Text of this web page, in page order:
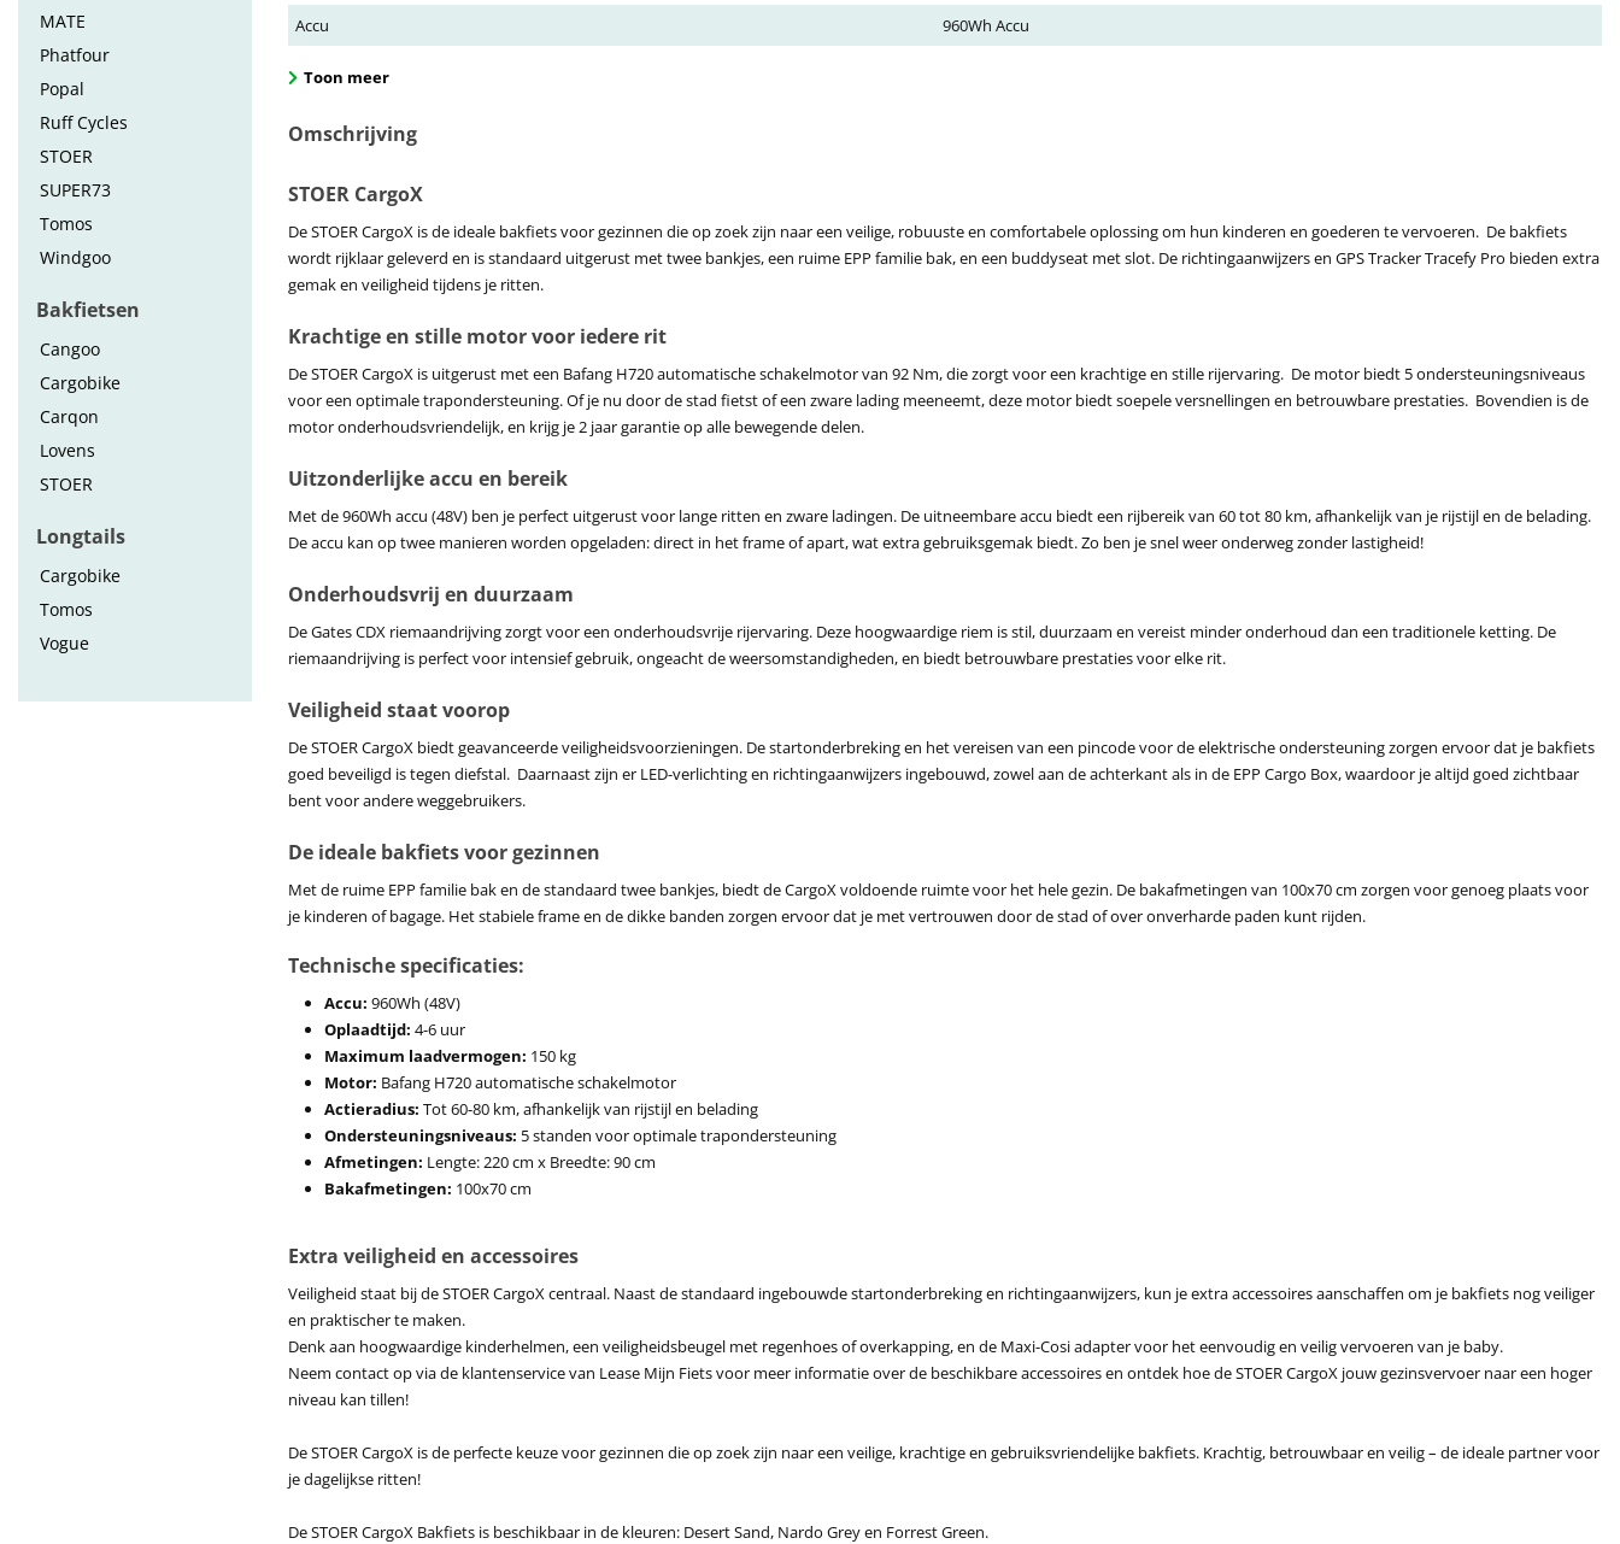
MATE
Phatfour
Popal
Ruff Cycles
STOER
SUPER73
Tomos
Windgoo
Bakfietsen
Cangoo
Cargobike
Carqon
Lovens
STOER
Longtails
Cargobike
Tomos
Vogue
Accu
960Wh Accu
Toon meer
Omschrijving
STOER CargoX
De STOER CargoX is de ideale bakfiets voor gezinnen die op zoek zijn naar een veilige, robuuste en comfortabele oplossing om hun kinderen en goederen te vervoeren. De bakfiets
wordt rijklaar geleverd en is standaard uitgerust met twee bankjes, een ruime EPP familie bak, en een buddyseat met slot. De richtingaanwijzers en GPS Tracker Tracefy Pro bieden extra
gemak en veiligheid tijdens je ritten.
Krachtige en stille motor voor iedere rit
De STOER CargoX is uitgerust met een Bafang H720 automatische schakelmotor van 92 Nm, die zorgt voor een krachtige en stille rijervaring. De motor biedt 5 ondersteuningsniveaus
voor een optimale trapondersteuning. Of je nu door de stad fietst of een zware lading meeneemt, deze motor biedt soepele versnellingen en betrouwbare prestaties. Bovendien is de
motor onderhoudsvriendelijk, en krijg je 2 jaar garantie op alle bewegende delen.
Uitzonderlijke accu en bereik
Met de 960Wh accu (48V) ben je perfect uitgerust voor lange ritten en zware ladingen. De uitneembare accu biedt een rijbereik van 60 tot 80 km, afhankelijk van je rijstijl en de belading.
De accu kan op twee manieren worden opgeladen: direct in het frame of apart, wat extra gebruiksgemak biedt. Zo ben je snel weer onderweg zonder lastigheid!
Onderhoudsvrij en duurzaam
De Gates CDX riemaandrijving zorgt voor een onderhoudsvrije rijervaring. Deze hoogwaardige riem is stil, duurzaam en vereist minder onderhoud dan een traditionele ketting. De
riemaandrijving is perfect voor intensief gebruik, ongeacht de weersomstandigheden, en biedt betrouwbare prestaties voor elke rit.
Veiligheid staat voorop
De STOER CargoX biedt geavanceerde veiligheidsvoorzieningen. De startonderbreking en het vereisen van een pincode voor de elektrische ondersteuning zorgen ervoor dat je bakfiets
goed beveiligd is tegen diefstal. Daarnaast zijn er LED-verlichting en richtingaanwijzers ingebouwd, zowel aan de achterkant als in de EPP Cargo Box, waardoor je altijd goed zichtbaar
bent voor andere weggebruikers.
De ideale bakfiets voor gezinnen
Met de ruime EPP familie bak en de standaard twee bankjes, biedt de CargoX voldoende ruimte voor het hele gezin. De bakafmetingen van 100x70 cm zorgen voor genoeg plaats voor
je kinderen of bagage. Het stabiele frame en de dikke banden zorgen ervoor dat je met vertrouwen door de stad of over onverharde paden kunt rijden.
Technische specificaties:
Accu: 960Wh (48V)
Oplaadtijd: 4-6 uur
Maximum laadvermogen: 150 kg
Motor: Bafang H720 automatische schakelmotor
Actieradius: Tot 60-80 km, afhankelijk van rijstijl en belading
Ondersteuningsniveaus: 5 standen voor optimale trapondersteuning
Afmetingen: Lengte: 220 cm x Breedte: 90 cm
Bakafmetingen: 100x70 cm
Extra veiligheid en accessoires
Veiligheid staat bij de STOER CargoX centraal. Naast de standaard ingebouwde startonderbreking en richtingaanwijzers, kun je extra accessoires aanschaffen om je bakfiets nog veiliger
en praktischer te maken.
Denk aan hoogwaardige kinderhelmen, een veiligheidsbeugel met regenhoes of overkapping, en de Maxi-Cosi adapter voor het eenvoudig en veilig vervoeren van je baby.
Neem contact op via de klantenservice van Lease Mijn Fiets voor meer informatie over de beschikbare accessoires en ontdek hoe de STOER CargoX jouw gezinsvervoer naar een hoger
niveau kan tillen!
De STOER CargoX is de perfecte keuze voor gezinnen die op zoek zijn naar een veilige, krachtige en gebruiksvriendelijke bakfiets. Krachtig, betrouwbaar en veilig – de ideale partner voor
je dagelijkse ritten!
De STOER CargoX Bakfiets is beschikbaar in de kleuren: Desert Sand, Nardo Grey en Forrest Green.